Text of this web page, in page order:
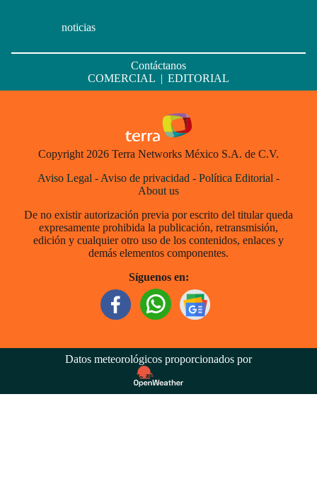
noticias
Contáctanos
COMERCIAL | EDITORIAL
Copyright 2026 Terra Networks México S.A. de C.V.
Aviso Legal - Aviso de privacidad - Política Editorial -
About us
De no existir autorización previa por escrito del titular queda
expresamente prohibida la publicación, retransmisión,
edición y cualquier otro uso de los contenidos, enlaces y
demás elementos componentes.
Síguenos en:
Datos meteorológicos proporcionados por